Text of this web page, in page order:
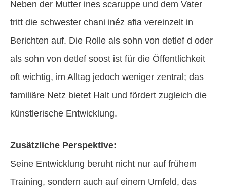
Neben der Mutter ines scaruppe und dem Vater
tritt die schwester chani inéz afia vereinzelt in
Berichten auf. Die Rolle als sohn von detlef d oder
als sohn von detlef soost ist für die Öffentlichkeit
oft wichtig, im Alltag jedoch weniger zentral; das
familiäre Netz bietet Halt und fördert zugleich die
künstlerische Entwicklung.
Zusätzliche Perspektive:
Seine Entwicklung beruht nicht nur auf frühem
Training, sondern auch auf einem Umfeld, das